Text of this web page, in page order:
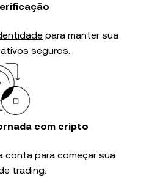
para manter sua
seguros.
com cripto
conta para começar sua
trading.